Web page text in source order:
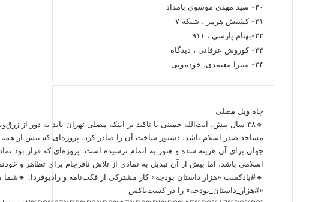
۳۰- سید مهدی موسوی بامداد
۳۱- کشیش هرمز ، شبکه ۷
۳۲-بهنام پارسی ، ۹۱۱
۳۳- کوروش عرفانی ، دیدگاه
۳۴- میترا معتمدی، خودمونی
چاه ویل مصلی
🔸۳۸ سال پیش، آیت‌الله خمینی با تاکید بر اینکه مصلی تهران باید به دور از
مساجد صدر اسلام باشد، دستور ساخت آن را صادر کرد، پروژه‌ای که بیش از
جهان برای آن هزینه شده و هنوز به اتمام نرسیده است. پروژه‌ای که قرار بود
اسلامی باشد، اما بیش از آن تبدیل به نمادی از تلاش نافرجام برای تظاهر و
🔸#پادکست «هزار داستان بودجه» کار مشترکی از فکت‌نامه و رادیوفردا. 🔸شما
«#هزار_داستان_بودجه» را در کست‌باکس